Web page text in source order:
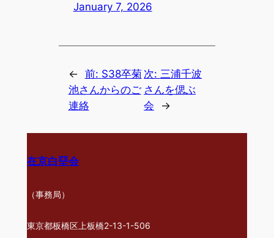
January 7, 2026
← 前: S38卒菊
池さんからのご
連絡
次:三浦千波
さんを偲ぶ
会
→
在京白堊会
（事務局）
東京都板橋区上板橋2-13-1-506